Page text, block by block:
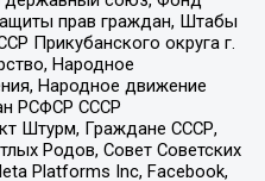
прав граждан, Штабы
Прикубанского округа г.
Народное
Народное движение
РСФСР СССР
Штурм, Граждане СССР,
Родов, Совет Советских
Platforms Inc, Facebook,